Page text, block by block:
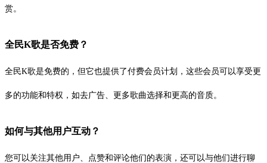
赏。
全民K歌是否免费？
全民K歌是免费的，但它也提供了付费会员计划，这些会员可以享受更
多的功能和特权，如去广告、更多歌曲选择和更高的音质。
如何与其他用户互动？
您可以关注其他用户、点赞和评论他们的表演，还可以与他们进行聊